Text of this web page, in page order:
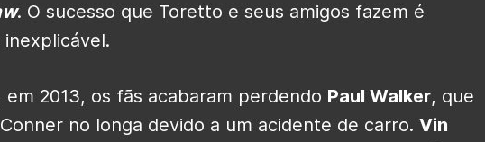
. O sucesso que Toretto e seus amigos fazem é
em 2013, os fãs acabaram perdendo Paul Walker, que
no longa devido a um acidente de carro. Vin